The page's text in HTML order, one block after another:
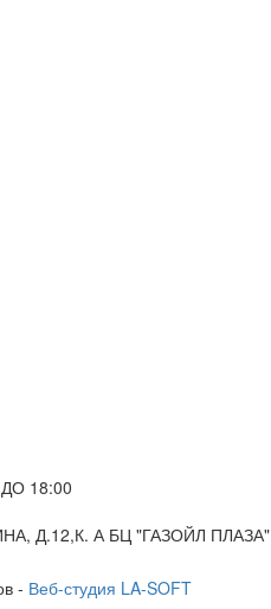
18:00
Д.12,К. А БЦ "ГАЗОЙЛ ПЛАЗА"
- Веб-студия LA-SOFT